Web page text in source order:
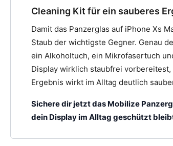
Cleaning Kit für ein sauberes
Damit das Panzerglas auf iPhone Xs
Staub der wichtigste Gegner. Genau
ein Alkoholtuch, ein Mikrofasertuch
Display wirklich staubfrei
Ergebnis wirkt im Alltag deutlich
Sichere dir jetzt das Mobilize
dein Display im Alltag geschützt